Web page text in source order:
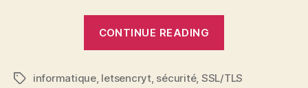
CONTINUE READING
Letsencrypt”
Tagsinformatique, letsencryt, sécurité, SSL/TLS